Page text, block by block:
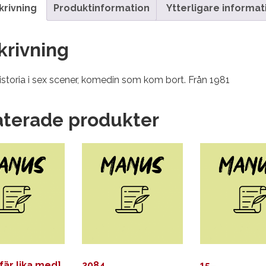
Produktinformation Ytterligare
i sex scener, komedin som kom bort. Från 1981
produkter